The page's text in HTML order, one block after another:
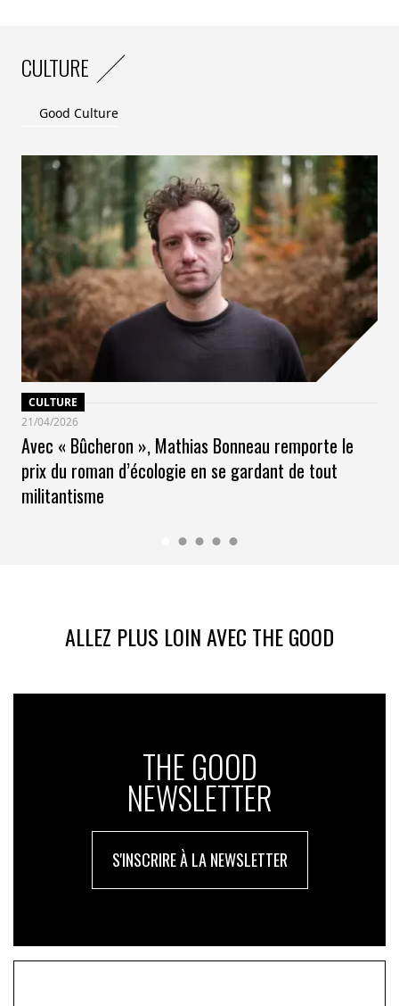
CULTURE
Good Culture
CULTURE
21/04/2026
Avec « Bûcheron », Mathias Bonneau remporte le
prix du roman d’écologie en se gardant de tout
militantisme
ALLEZ PLUS LOIN AVEC THE GOOD
THE GOOD
NEWSLETTER
S'INSCRIRE À LA NEWSLETTER